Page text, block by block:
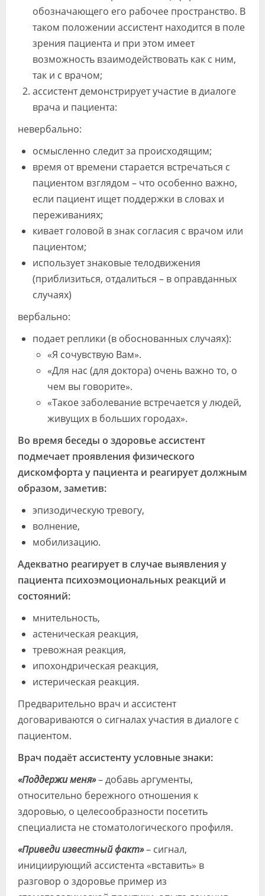
обозначающего его рабочее пространство. В
таком положении ассистент находится в поле
зрения пациента и при этом имеет
возможность взаимодействовать как с ним,
так и с врачом;
ассистент демонстрирует участие в диалоге
врача и пациента:
невербально:
осмысленно следит за происходящим;
время от времени старается встречаться с
пациентом взглядом – что особенно важно,
если пациент ищет поддержки в словах и
переживаниях;
кивает головой в знак согласия с врачом или
пациентом;
использует знаковые телодвижения
(приблизиться, отдалиться – в оправданных
случаях)
вербально:
подает реплики (в обоснованных случаях):
«Я сочувствую Вам».
«Для нас (для доктора) очень важно то, о
чем вы говорите».
«Такое заболевание встречается у людей,
живущих в больших городах».
Во время беседы о здоровье ассистент
подмечает проявления физического
дискомфорта у пациента и реагирует должным
образом, заметив:
эпизодическую тревогу,
волнение,
мобилизацию.
Адекватно реагирует в случае выявления у
пациента психоэмоциональных реакций и
состояний:
мнительность,
астеническая реакция,
тревожная реакция,
ипохондрическая реакция,
истерическая реакция.
Предварительно врач и ассистент
договариваются о сигналах участия в диалоге с
пациентом.
Врач подаёт ассистенту условные знаки:
«Поддержи меня»– добавь аргументы,
относительно бережного отношения к
здоровью, о целесообразности посетить
специалиста не стоматологического профиля.
«Приведи известный факт»– сигнал,
инициирующий ассистента «вставить» в
разговор о здоровье пример из